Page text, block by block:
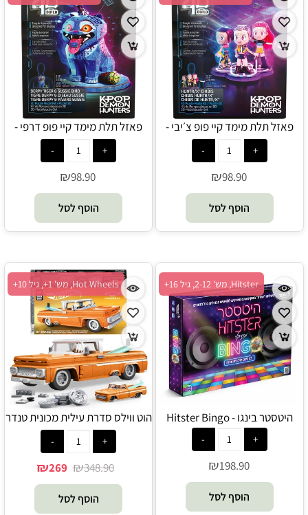
פאזל תלת מימד קיי פופ צ׳יבי -
₪98.90
הוסף לסל
פאזל תלת מימד קיי פופ דרפי -
₪98.90
הוסף לסל
Hitster, מש' 2-12, גיל 16+
היטסטר בינגו - Hitster Bingo
₪198.90
הוסף לסל
Hot Wheels, מש' 1+, גיל 10+
הוט ווילס סדרת עילית מכונית טנדר
שברולט 858 חלקים - Hot Wheels
₪348.90
₪269
הוסף לסל